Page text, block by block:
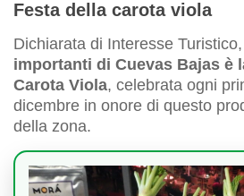
Festa della carota viola
Dichiarata di Interesse Turistico,
importanti di Cuevas Bajas è
Carota Viola, celebrata ogni
dicembre in onore di questo
della zona.